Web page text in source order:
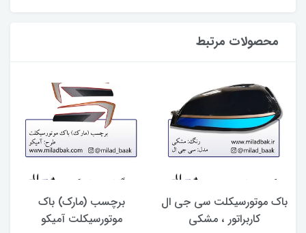
محصولات مرتبط
باک موتورسیکلت سی جی ال
کاربراتور ، مشکی
برچسب (مارک) باک
موتورسیکلت آمیکو